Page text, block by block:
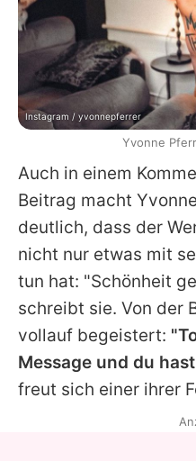
Auch in einem
Beitrag macht Yvonne
deutlich, dass der
nicht nur etwas mit
tun hat: "Schönheit
schreibt sie. Von der
vollauf begeistert:
Message und du
freut sich einer ihrer
Instagram / yvonnepferrer
Yvonne